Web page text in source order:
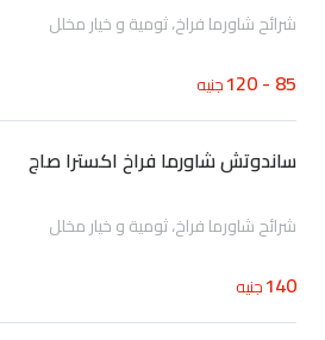
شرائح شاورما فراخ، ثومية و خيار مخلل
85 - 120 جنيه
ساندوتش شاورما فراخ اكسترا صاج
شرائح شاورما فراخ، ثومية و خيار مخلل
140جنيه